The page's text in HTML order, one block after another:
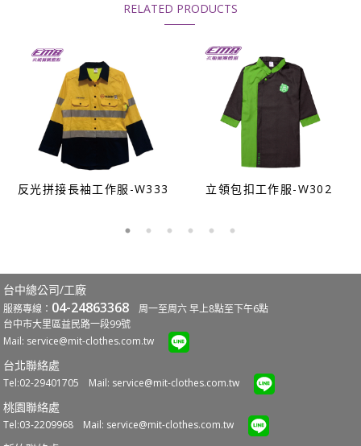
RELATED PRODUCTS
反光拼接長袖工作服-W333 立領包扣工作服-W302
台中總公司/工廠
服務專線： 04-24863368 周一至周六 早上8點至下午6點
台中市大里區益民路一段99號
Mail: service@mit-clothes.com.tw
台北聯絡處
Tel:02-29401705 Mail: service@mit-clothes.com.tw
桃園聯絡處
Tel:03-2209968 Mail: service@mit-clothes.com.tw